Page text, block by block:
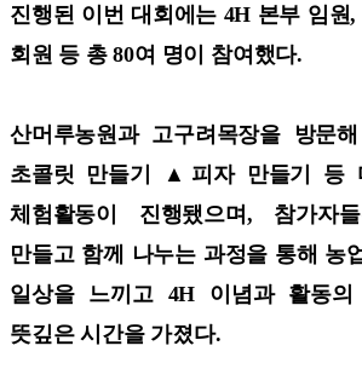
진행된 이번 대회에는 4H 본부 임원
회원 등 총 80여 명이 참여했다.
산머루농원과 고구려목장을 방
초콜릿 만들기 ▲피자 만들기 등
체험활동이 진행됐으며, 참가자
만들고 함께 나누는 과정을 통해 농
일상을 느끼고 4H 이념과 활동의
뜻깊은 시간을 가졌다.